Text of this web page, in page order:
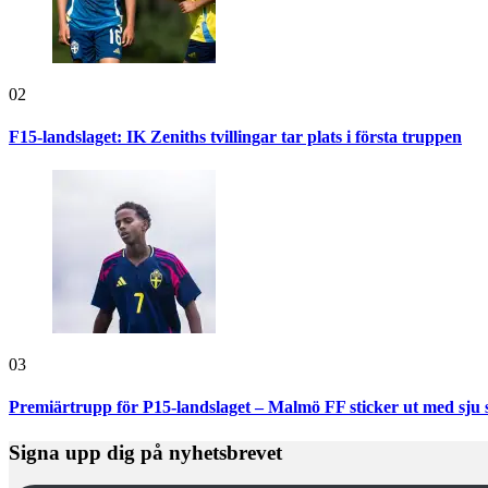
02
F15-landslaget: IK Zeniths tvillingar tar plats i första truppen
03
Premiärtrupp för P15-landslaget – Malmö FF sticker ut med sju
Signa upp dig på nyhetsbrevet